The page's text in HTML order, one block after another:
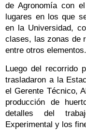
de Agronomía con
lugares en los que
en la Universidad,
clases, las zonas de
entre otros elementos.
Luego del recorrido
trasladaron a la
el Gerente Técnico,
producción de
detalles del
Experimental y los